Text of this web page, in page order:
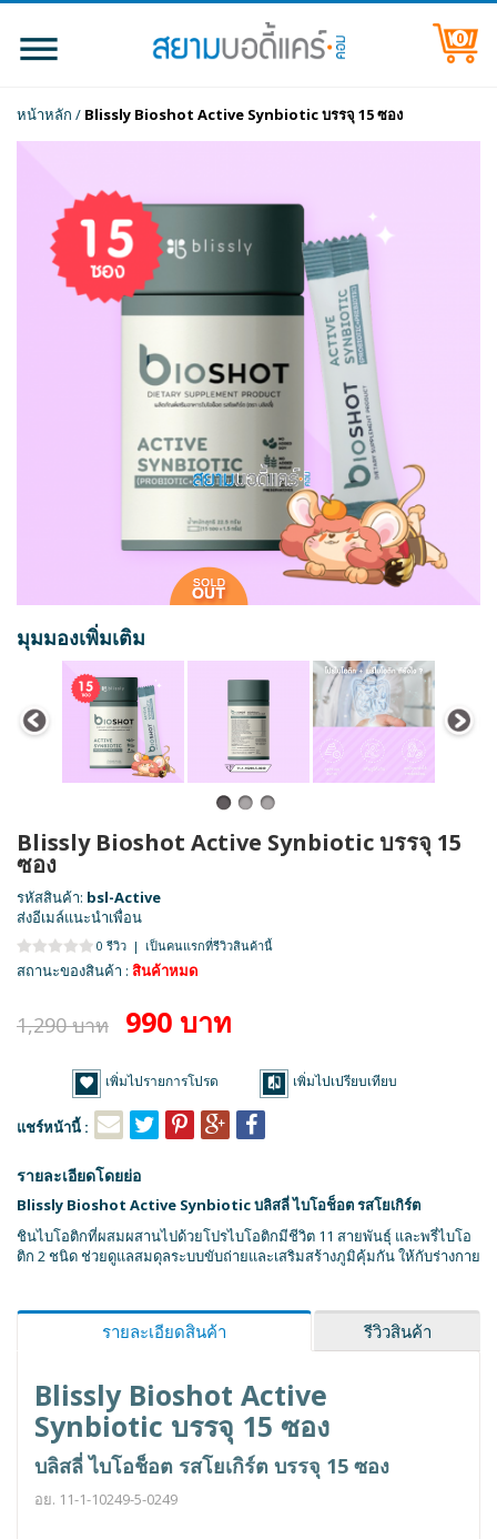
0
หน้าหลัก / Blissly Bioshot Active Synbiotic บรรจุ 15 ซอง
มุมมองเพิ่มเติม
Blissly Bioshot Active Synbiotic บรรจุ 15
ซอง
รหัสสินค้า: bsl-Active
ส่งอีเมล์แนะนำเพื่อน
0 รีวิว | เป็นคนแรกที่รีวิวสินค้านี้
สถานะของสินค้า : สินค้าหมด
1,290 บาท 990 บาท
เพิ่มไปรายการโปรด เพิ่มไปเปรียบเทียบ
แชร์หน้านี้ :
รายละเอียดโดยย่อ
Blissly Bioshot Active Synbiotic บลิสลี่ ไบโอช็อต รสโยเกิร์ต
ชินไบโอติกที่ผสมผสานไปด้วยโปรไบโอติกมีชีวิต 11 สายพันธุ์ และพรี่ไบโอ
ติก 2 ชนิด ช่วยดูแลสมดุลระบบขับถ่ายและเสริมสร้างภูมิคุ้มกัน ให้กับร่างกาย
รายละเอียดสินค้า รีวิวสินค้า
Blissly Bioshot Active
Synbiotic บรรจุ 15 ซอง
บลิสลี่ ไบโอช็อต รสโยเกิร์ต บรรจุ 15 ซอง
อย. 11-1-10249-5-0249